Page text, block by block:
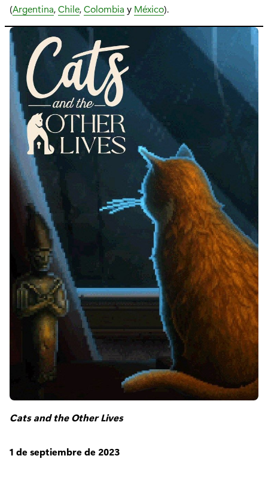
(Argentina,Chile,Colombia y México).
Cats and the Other Lives
1 de septiembre de 2023